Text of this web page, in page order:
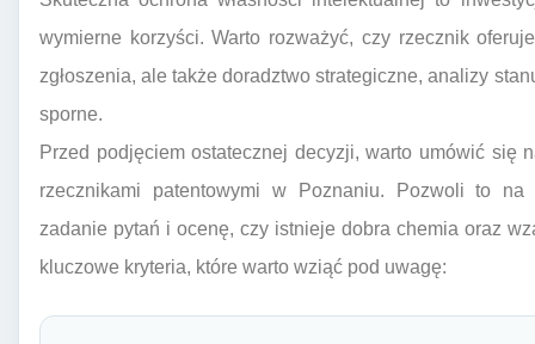
wymierne korzyści. Warto rozważyć, czy rzecznik
zgłoszenia, ale także doradztwo strategiczne, analizy
sporne.
Przed podjęciem ostatecznej decyzji, warto umówić się
rzecznikami patentowymi w Poznaniu. Pozwoli to na
zadanie pytań i ocenę, czy istnieje dobra chemia oraz
kluczowe kryteria, które warto wziąć pod uwagę: